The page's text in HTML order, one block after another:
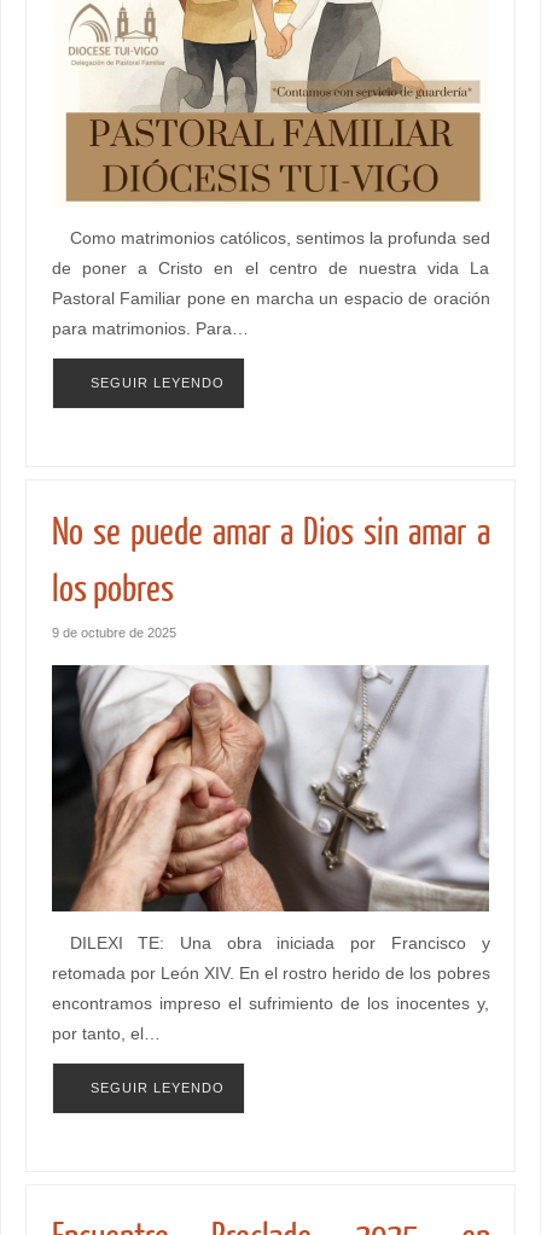
Como matrimonios católicos, sentimos la profunda sed
de poner a Cristo en el centro de nuestra vida La
Pastoral Familiar pone en marcha un espacio de oración
para matrimonios. Para…
SEGUIR LEYENDO
No se puede amar a Dios sin amar a
los pobres
9 de octubre de 2025
DILEXI TE: Una obra iniciada por Francisco y
retomada por León XIV. En el rostro herido de los pobres
encontramos impreso el sufrimiento de los inocentes y,
por tanto, el…
SEGUIR LEYENDO